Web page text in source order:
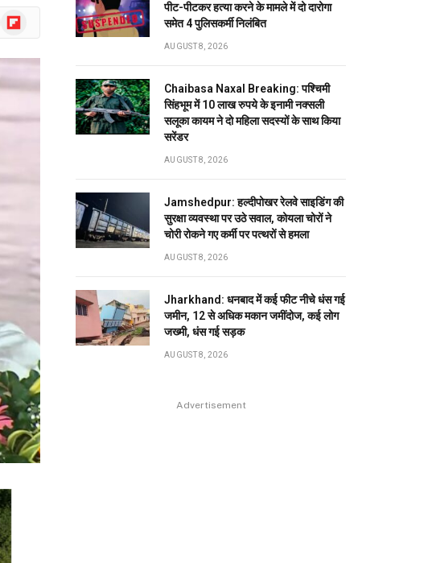
Flipboard
पीट-पीटकर हत्या करने के मामले में दो दारोगा
समेत 4 पुलिसकर्मी निलंबित
AUGUST 8, 2026
Chaibasa Naxal Breaking: पश्चिमी
सिंहभूम में 10 लाख रुपये के इनामी नक्सली
सलूका कायम ने दो महिला सदस्यों के साथ किया
सरेंडर
AUGUST 8, 2026
Jamshedpur: हल्दीपोखर रेलवे साइडिंग की
सुरक्षा व्यवस्था पर उठे सवाल, कोयला चोरों ने
चोरी रोकने गए कर्मी पर पत्थरों से हमला
AUGUST 8, 2026
Jharkhand: धनबाद में कई फीट नीचे धंस गई
जमीन, 12 से अधिक मकान जमींदोज, कई लोग
जख्मी, धंस गई सड़क
AUGUST 8, 2026
Advertisement